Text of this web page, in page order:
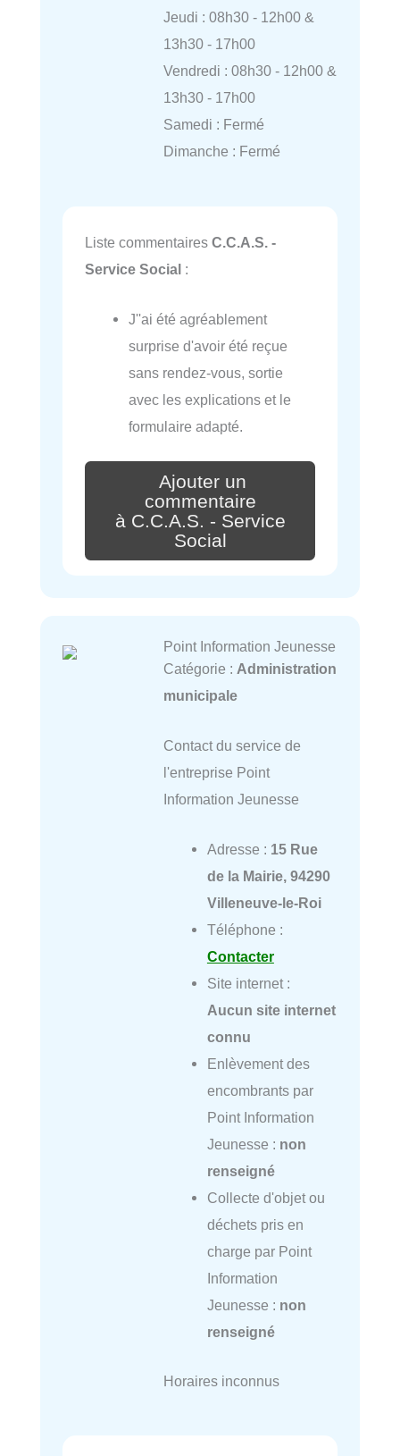
Jeudi : 08h30 - 12h00 &
13h30 - 17h00
Vendredi : 08h30 - 12h00 &
13h30 - 17h00
Samedi : Fermé
Dimanche : Fermé
Liste commentaires C.C.A.S. -
Service Social :
J''ai été agréablement
surprise d'avoir été reçue
sans rendez-vous, sortie
avec les explications et le
formulaire adapté.
Ajouter un
commentaire
à C.C.A.S. - Service
Social
Point Information Jeunesse
Catégorie : Administration
municipale
Contact du service de
l'entreprise Point
Information Jeunesse
Adresse : 15 Rue
de la Mairie, 94290
Villeneuve-le-Roi
Téléphone :
Contacter
Site internet :
Aucun site internet
connu
Enlèvement des
encombrants par
Point Information
Jeunesse : non
renseigné
Collecte d'objet ou
déchets pris en
charge par Point
Information
Jeunesse : non
renseigné
Horaires inconnus